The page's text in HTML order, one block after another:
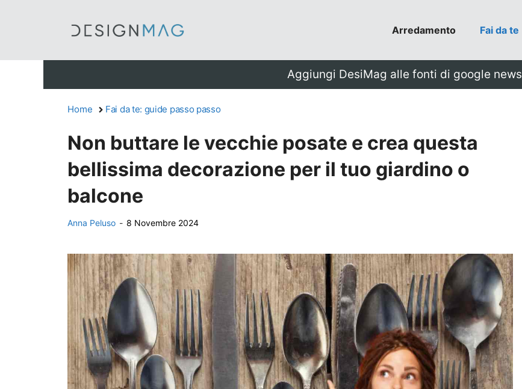
Arredamento Fai da te
Aggiungi DesiMag alle fonti di google news
Home Fai da te: guide passo passo
Non buttare le vecchie posate e crea questa
bellissima decorazione per il tuo giardino o
balcone
Anna Peluso - 8 Novembre 2024